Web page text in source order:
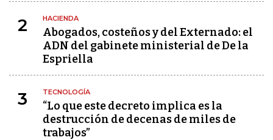
2 HACIENDA
Abogados, costeños y del Externado: el
ADN del gabinete ministerial de De la
Espriella
3 TECNOLOGÍA
“Lo que este decreto implica es la
destrucción de decenas de miles de
trabajos”